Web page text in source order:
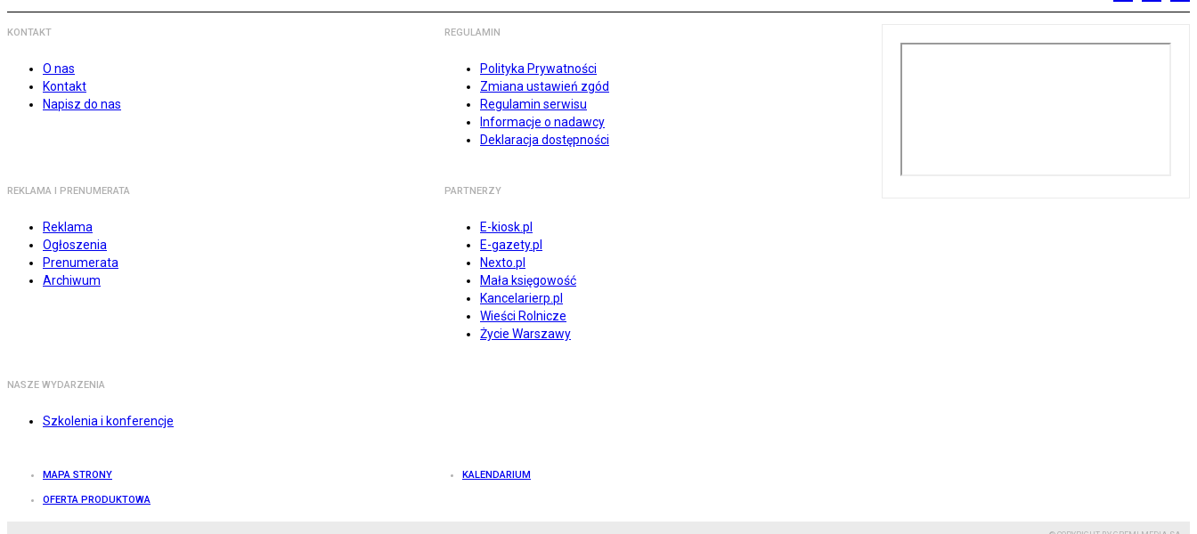
KONTAKT
O nas
Kontakt
Napisz do nas
REGULAMIN
Polityka Prywatności
Zmiana ustawień zgód
Regulamin serwisu
Informacje o nadawcy
Deklaracja dostępności
REKLAMA I PRENUMERATA
Reklama
Ogłoszenia
Prenumerata
Archiwum
PARTNERZY
E-kiosk.pl
E-gazety.pl
Nexto.pl
Mała księgowość
Kancelarierp.pl
Wieści Rolnicze
Życie Warszawy
NASZE WYDARZENIA
Szkolenia i konferencje
MAPA STRONY KALENDARIUM
OFERTA PRODUKTOWA